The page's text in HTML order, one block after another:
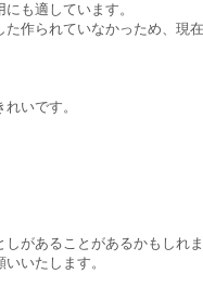
も適しています。
作られていなかっため、現
いです。
があることがあるかもしれ
いたします。